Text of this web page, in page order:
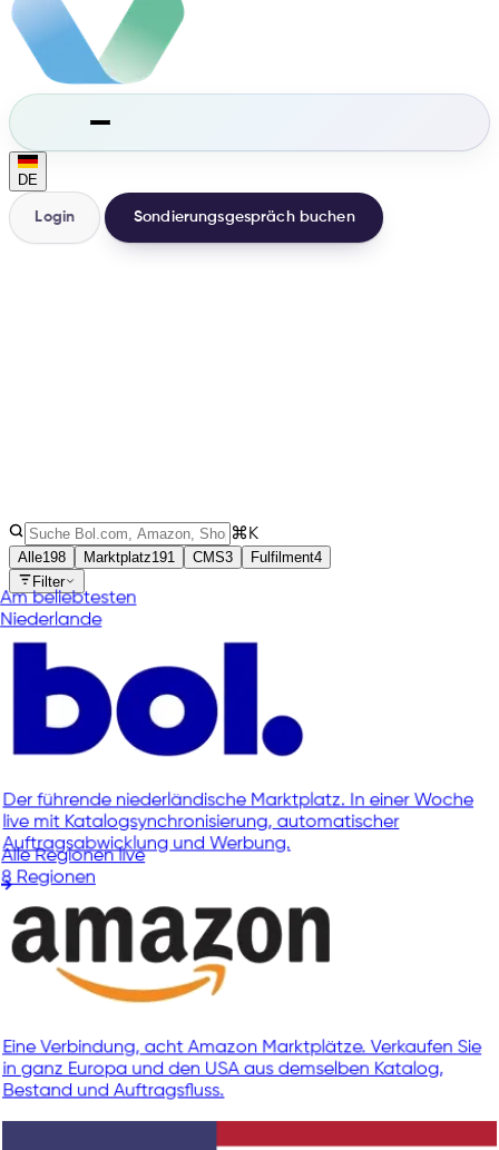
DE
Login Sondierungsgespräch buchen
3Arten ⌘K
Alle198 Marktplatz191 CMS3 Fulfilment4
Filter
Am beliebtesten
Niederlande
Der führende niederländische Marktplatz. In einer Woche
live mit Katalogsynchronisierung, automatischer
Auftragsabwicklung und Werbung.
Alle Regionen live
8 Regionen
Eine Verbindung, acht Amazon Marktplätze. Verkaufen Sie
in ganz Europa und den USA aus demselben Katalog,
Bestand und Auftragsfluss.